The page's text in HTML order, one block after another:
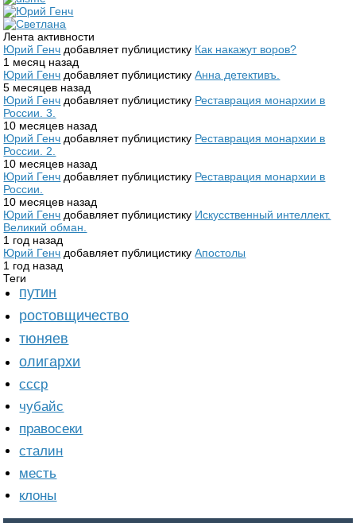
Лента активности
Юрий Генч добавляет публицистику Как накажут воров?
1 месяц назад
Юрий Генч добавляет публицистикуАнна детективъ.
5 месяцев назад
Юрий Генч добавляет публицистику Реставрация монархии в
России. 3.
10 месяцев назад
Юрий Генч добавляет публицистику Реставрация монархии в
России. 2.
10 месяцев назад
Юрий Генч добавляет публицистику Реставрация монархии в
России.
10 месяцев назад
Юрий Генч добавляет публицистику Искусственный интеллект.
Великий обман.
1 год назад
Юрий Генч добавляет публицистикуАпостолы
1 год назад
Теги
путин
ростовщичество
тюняев
олигархи
ссср
чубайс
правосеки
сталин
месть
клоны